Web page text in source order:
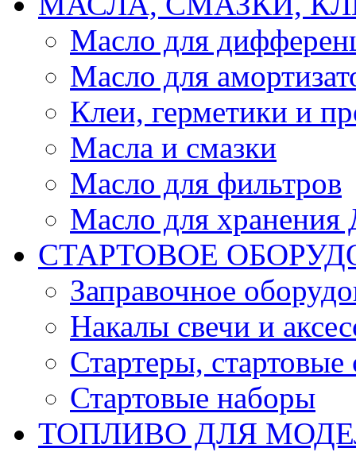
Масло для
Масло для
Клеи, герметики и
Масла и смазки
Масло для фильтров
Масло для
СТАРТОВОЕ
Заправочное
Накалы свечи и
Стартеры, стартовые
Стартовые наборы
ТОПЛИВО ДЛЯ